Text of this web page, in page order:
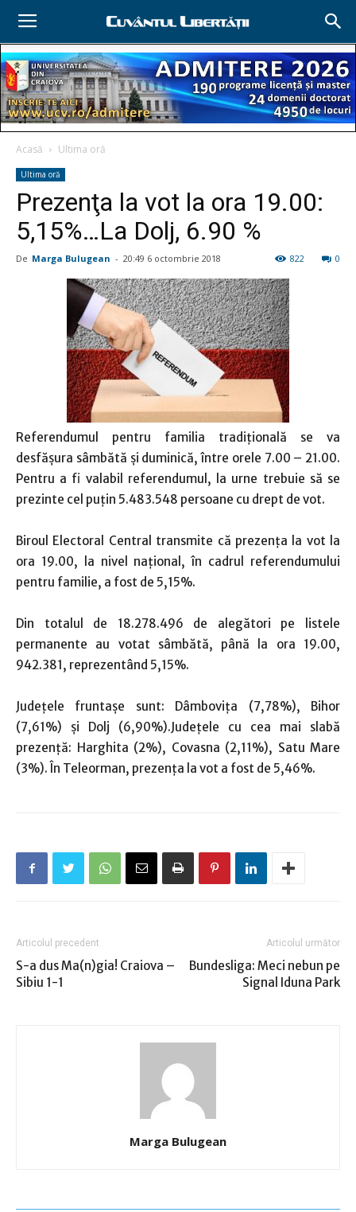
Acasă Ultima oră
Ultima oră
Prezenţa la vot la ora 19.00:
5,15%…La Dolj, 6.90 %
De Marga Bulugean - 20:49 6 octombrie 2018 0
822
Referendumul pentru familia tradiţională se va
desfăşura sâmbătă şi duminică, între orele 7.00 – 21.00.
Pentru a fi valabil referendumul, la urne trebuie să se
prezinte cel puţin 5.483.548 persoane cu drept de vot.
Biroul Electoral Central transmite că prezenţa la vot la
ora 19.00, la nivel naţional, în cadrul referendumului
pentru familie, a fost de 5,15%.
Din totalul de 18.278.496 de alegători pe listele
permanente au votat sâmbătă, până la ora 19.00,
942.381, reprezentând 5,15%.
Judeţele fruntaşe sunt: Dâmboviţa (7,78%), Bihor
(7,61%) şi Dolj (6,90%).Judeţele cu cea mai slabă
prezenţă: Harghita (2%), Covasna (2,11%), Satu Mare
(3%). În Teleorman, prezenţa la vot a fost de 5,46%.
Articolul precedent
S-a dus Ma(n)gia! Craiova –
Sibiu 1-1
Articolul următor
Bundesliga: Meci nebun pe
Signal Iduna Park
Marga Bulugean